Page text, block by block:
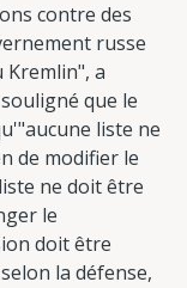
contre des
russe
a
que le
liste ne
de modifier le
ne doit être
le
doit être
la défense,